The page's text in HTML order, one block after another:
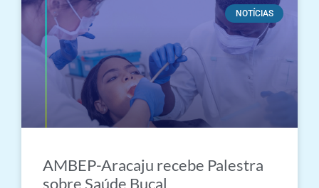
NOTÍCIAS
AMBEP-Aracaju recebe Palestra
sobre Saúde Bucal